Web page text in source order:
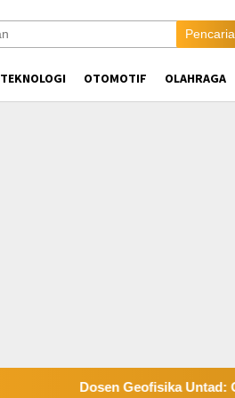
TEKNOLOGI OTOMOTIF OLAHRAGA
Dosen Geofisika Untad: Gempa